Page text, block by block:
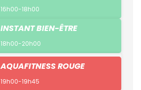
16h00-18h00
INSTANT BIEN-ÊTRE
18h00-20h00
AQUAFITNESS ROUGE
19h00-19h45